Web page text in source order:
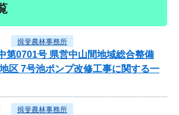
揖斐農林事務所
第0701号 県営中山間地域総合整備
区 7号池ポンプ改修工事に関する一
揖斐農林事務所